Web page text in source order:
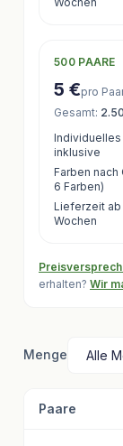
500 PAARE
5 €pro
Gesamt:
Individuelles
inklusive
Farben nach
6 Farben)
Lieferzeit
Wochen
erhalten? Wir
Menge
Paare